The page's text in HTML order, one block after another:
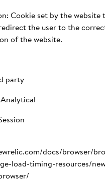
Cookie set by the website
the user to the
of the website.
party
Analytical
docs/browser/
load-timing-resources/